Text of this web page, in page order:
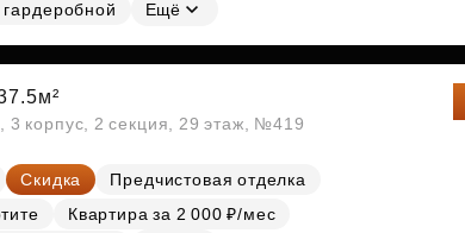
Ещё
3 корпус, 2 секция, 29 этаж, №419
Скидка
Предчистовая отделка
Квартира за 2 000 ₽/мес